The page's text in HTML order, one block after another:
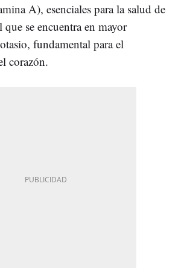
A), esenciales para la salud de
se encuentra en mayor
fundamental para el
corazón.